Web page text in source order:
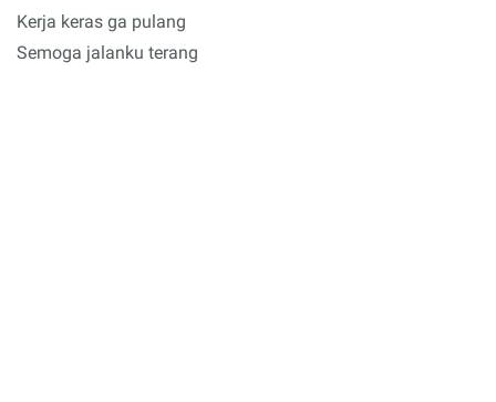
Kerja keras ga pulang
Semoga jalanku terang